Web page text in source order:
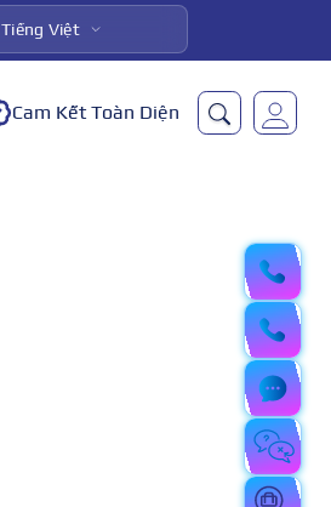
Tiếng Việt
Cam Kết Toàn Diện